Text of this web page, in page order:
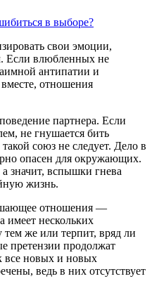
в выборе?
свои эмоции,
Если влюбленных не
антипатии и
отношения
партнера. Если
не гнушается бить
союз не следует. Дело в
опасен для окружающих.
значит, вспышки гнева
жизнь.
отношения —
нескольких
же или терпит, вряд ли
претензии продолжат
все новых и новых
ведь в них отсутствует